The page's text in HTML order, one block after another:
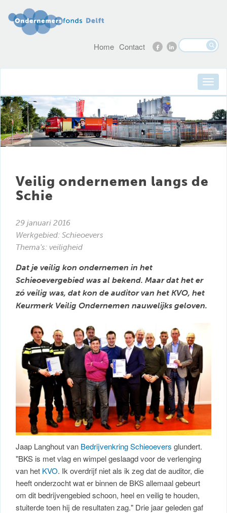
Home Contact
Veilig ondernemen langs de
Schie
29 januari 2016
Werkgebied: Schieoevers
Thema's: veiligheid
Dat je veilig kon ondernemen in het
Schieoevergebied was al bekend. Maar dat het er
zó veilig was, dat kon de auditor van het KVO, het
Keurmerk Veilig Ondernemen nauwelijks geloven.
Jaap Langhout van Bedrijvenkring Schieoevers glundert.
"BKS is met vlag en wimpel geslaagd voor de verlenging
van het KVO. Ik overdrijf niet als ik zeg dat de auditor, die
heeft onderzocht wat er binnen de BKS allemaal gebeurt
om dit bedrijvengebied schoon, heel en veilig te houden,
stuiterde toen hij de resultaten zag." Drie jaar geleden gaf